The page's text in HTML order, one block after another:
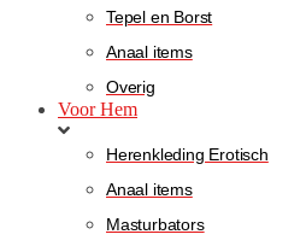
Tepel en Borst
Anaal items
Overig
Voor Hem
Herenkleding Erotisch
Anaal items
Masturbators